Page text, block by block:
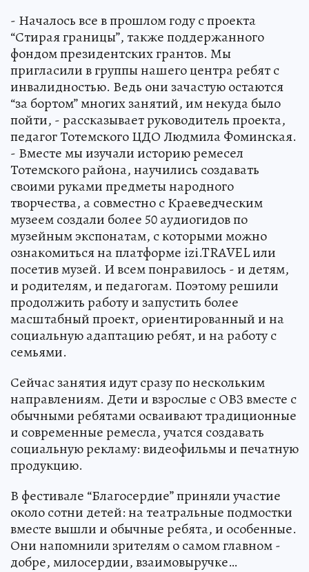
- Началось все в прошлом году с проекта
“Стирая границы”, также поддержанного
фондом президентских грантов. Мы
пригласили в группы нашего центра ребят с
инвалидностью. Ведь они зачастую остаются
“за бортом” многих занятий, им некуда было
пойти, - рассказывает руководитель проекта,
педагог Тотемского ЦДО Людмила Фоминская.
- Вместе мы изучали историю ремесел
Тотемского района, научились создавать
своими руками предметы народного
творчества, а совместно с Краеведческим
музеем создали более 50 аудиогидов по
музейным экспонатам, с которыми можно
ознакомиться на платформе izi.TRAVEL или
посетив музей. И всем понравилось - и детям,
и родителям, и педагогам. Поэтому решили
продолжить работу и запустить более
масштабный проект, ориентированный и на
социальную адаптацию ребят, и на работу с
семьями.
Сейчас занятия идут сразу по нескольким
направлениям. Дети и взрослые с ОВЗ вместе с
обычными ребятами осваивают традиционные
и современные ремесла, учатся создавать
социальную рекламу: видеофильмы и печатную
продукцию.
В фестивале “Благосердие” приняли участие
около сотни детей: на театральные подмостки
вместе вышли и обычные ребята, и особенные.
Они напомнили зрителям о самом главном -
добре, милосердии, взаимовыручке…